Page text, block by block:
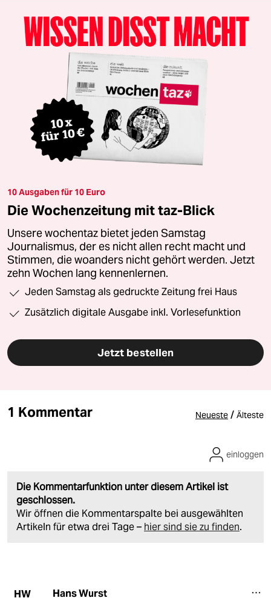
10 Ausgaben für 10 Euro
Die Wochenzeitung mit taz-Blick
Unsere wochentaz bietet jeden Samstag
Journalismus, der es nicht allen recht macht und
Stimmen, die woanders nicht gehört werden. Jetzt
zehn Wochen lang kennenlernen.
Jeden Samstag als gedruckte Zeitung frei Haus
Zusätzlich digitale Ausgabe inkl. Vorlesefunktion
Jetzt bestellen
1 Kommentar Neueste / Älteste
Die Kommentarfunktion unter diesem Artikel ist
geschlossen.
Wir öffnen die Kommentarspalte bei ausgewählten
Artikeln für etwa drei Tage – hier sind sie zu finden.
einloggen
HW Hans Wurst